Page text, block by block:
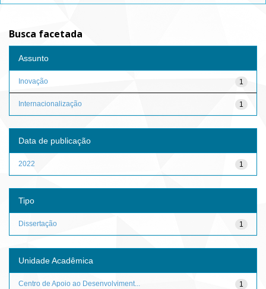
Busca facetada
Assunto
1
Inovação
1
Internacionalização
Data de publicação
1
2022
Tipo
1
Dissertação
Unidade Acadêmica
1
Centro de Apoio ao Desenvolviment...